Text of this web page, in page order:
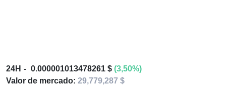
24H 0.000001013478261 $ (3,50%)
Valor de mercado: 29,779,287 $